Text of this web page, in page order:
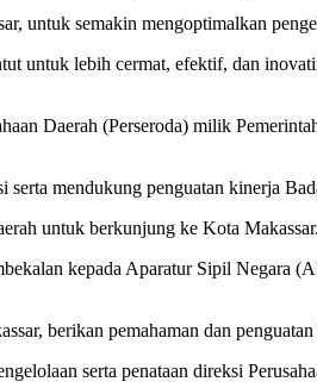
untuk semakin mengoptimalkan
untuk lebih cermat, efektif, dan
Daerah (Perseroda) milik
serta mendukung penguatan kinerja
untuk berkunjung ke Kota Makassar.
kepada Aparatur Sipil Negara
berikan pemahaman dan
serta penataan direksi